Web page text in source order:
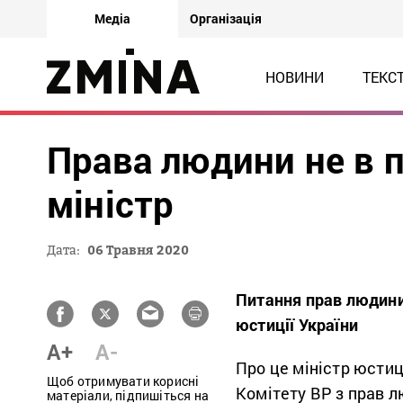
Медіа Організація
НОВИНИ
Права людини не в
міністр
Дата: 06 Травня 2020
A+ A-
Щоб отримувати корисні
матеріали, підпишіться на
Питання прав людини
юстиції України
Про це міністр
Комітету ВР з прав